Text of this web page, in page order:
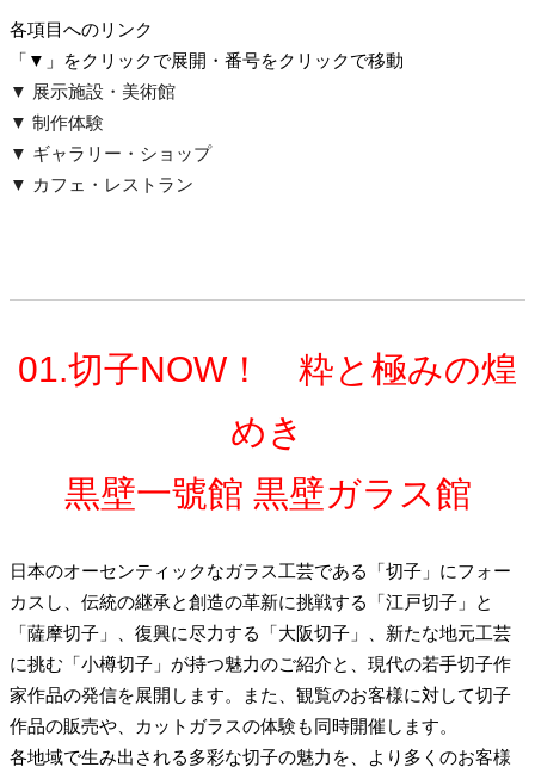
各項目へのリンク
「▼」をクリックで展開・番号をクリックで移動
▼ 展示施設・美術館
▼ 制作体験
▼ ギャラリー・ショップ
▼ カフェ・レストラン
01.切子NOW！ 粋と極みの煌
めき
黒壁一號館 黒壁ガラス館
日本のオーセンティックなガラス工芸である「切子」にフォー
カスし、伝統の継承と創造の革新に挑戦する「江戸切子」と
「薩摩切子」、復興に尽力する「大阪切子」、新たな地元工芸
に挑む「小樽切子」が持つ魅力のご紹介と、現代の若手切子作
家作品の発信を展開します。また、観覧のお客様に対して切子
作品の販売や、カットガラスの体験も同時開催します。
各地域で生み出される多彩な切子の魅力を、より多くのお客様